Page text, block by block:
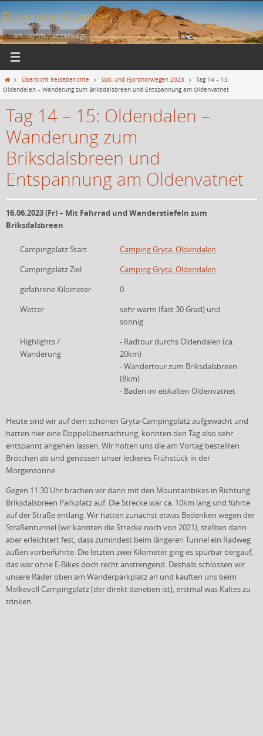
Zum
Inhalt
springen
DezemberCamper
... am liebsten unterwegs
StartÜbersicht Reiseberichte Süd- und Fjordnorwegen 2023
Tag 14 – 15:
Oldendalen – Wanderung zum Briksdalsbreen und Entspannung am Oldenvatnet
Tag 14 – 15: Oldendalen –
Wanderung zum
Briksdalsbreen und
Entspannung am Oldenvatnet
16.06.2023 (Fr) – Mit Fahrrad und Wanderstiefeln zum
Briksdalsbreen
Campingplatz Start
Camping Gryta, Oldendalen
Campingplatz Ziel
Camping Gryta, Oldendalen
gefahrene Kilometer
0
Wetter
sehr warm (fast 30 Grad) und
sonnig
Highlights /
Wanderung
- Radtour durchs Oldendalen (ca.
20km)
- Wandertour zum Briksdalsbreen
(8km)
- Baden im eiskalten Oldenvatnet
Heute sind wir auf dem schönen Gryta-Campingplatz aufgewacht und
hatten hier eine Doppelübernachtung, konnten den Tag also sehr
entspannt angehen lassen. Wir holten uns die am Vortag bestellten
Brötchen ab und genossen unser leckeres Frühstück in der
Morgensonne.
Gegen 11:30 Uhr brachen wir dann mit den Mountainbikes in Richtung
Briksdalsbreen Parkplatz auf. Die Strecke war ca. 10km lang und führte
auf der Straße entlang. Wir hatten zunächst etwas Bedenken wegen der
Straßentunnel (wir kannten die Strecke noch von 2021), stellten dann
aber erleichtert fest, dass zumindest beim längeren Tunnel ein Radweg
außen vorbeiführte. Die letzten zwei Kilometer ging es spürbar bergauf,
das war ohne E-Bikes doch recht anstrengend. Deshalb schlossen wir
unsere Räder oben am Wanderparkplatz an und kauften uns beim
Melkevoll Campingplatz (der direkt daneben ist), erstmal was Kaltes zu
trinken.